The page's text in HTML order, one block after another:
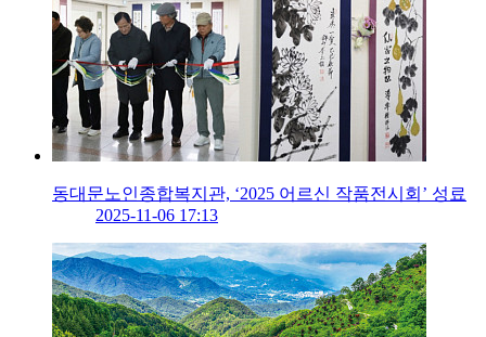
동대문노인종합복지관, ‘2025 어르신 작품전시회’ 성료
2025-11-06 17:13